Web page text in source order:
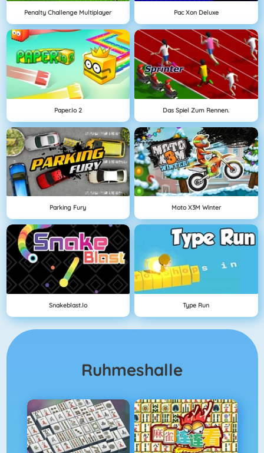
Penalty Challenge Multiplayer Pac Xon Deluxe
Paper.io 2 Das Spiel Zum Rennen.
Parking Fury Moto X3M Winter
Snakeblast.io Type Run
Ruhmeshalle